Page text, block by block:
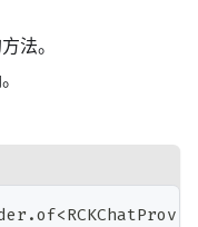
法。
.of<